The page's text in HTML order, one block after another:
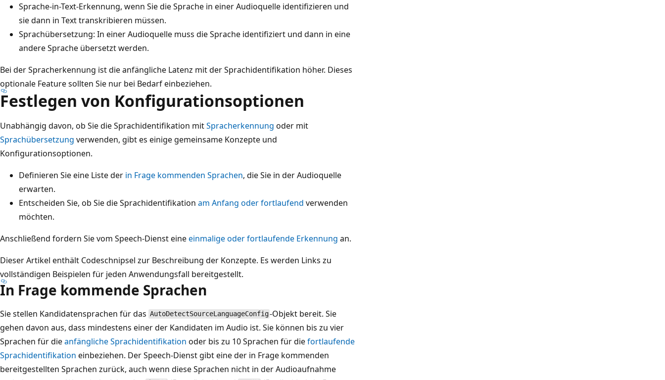
Sprache-in-Text-Erkennung, wenn Sie die Sprache in einer Audioquelle identifizieren und
sie dann in Text transkribieren müssen.
Sprachübersetzung: In einer Audioquelle muss die Sprache identifiziert und dann in eine
andere Sprache übersetzt werden.
Bei der Spracherkennung ist die anfängliche Latenz mit der Sprachidentifikation höher. Dieses
optionale Feature sollten Sie nur bei Bedarf einbeziehen.
Festlegen von Konfigurationsoptionen
Unabhängig davon, ob Sie die Sprachidentifikation mitSpracherkennung oder mit
Sprachübersetzung verwenden, gibt es einige gemeinsame Konzepte und
Konfigurationsoptionen.
Definieren Sie eine Liste der in Frage kommenden Sprachen, die Sie in der Audioquelle
erwarten.
Entscheiden Sie, ob Sie die Sprachidentifikation am Anfang oder fortlaufend verwenden
möchten.
Anschließend fordern Sie vom Speech-Dienst eineeinmalige oder fortlaufende Erkennung an.
Dieser Artikel enthält Codeschnipsel zur Beschreibung der Konzepte. Es werden Links zu
vollständigen Beispielen für jeden Anwendungsfall bereitgestellt.
In Frage kommende Sprachen
Sie stellen Kandidatensprachen für das AutoDetectSourceLanguageConfig-Objekt bereit. Sie
gehen davon aus, dass mindestens einer der Kandidaten im Audio ist. Sie können bis zu vier
Sprachen für dieanfängliche Sprachidentifikation oder bis zu 10 Sprachen für diefortlaufende
Sprachidentifikation einbeziehen. Der Speech-Dienst gibt eine der in Frage kommenden
bereitgestellten Sprachen zurück, auch wenn diese Sprachen nicht in der Audioaufnahme